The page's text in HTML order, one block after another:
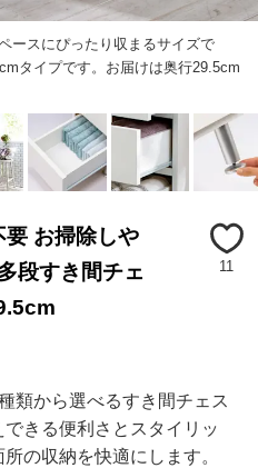
ースにぴったり収まるサイズで
タイプです。お届けは奥行29.5cm
要 お掃除しや
段すき間チェ
11
類から選べるすき間チェス
きる便利さとスタイリッ
の収納を快適にします。